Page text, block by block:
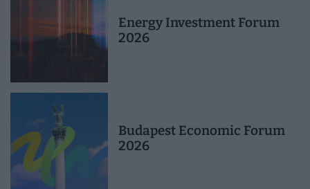
Energy Investment Forum
2026
Budapest Economic Forum
2026